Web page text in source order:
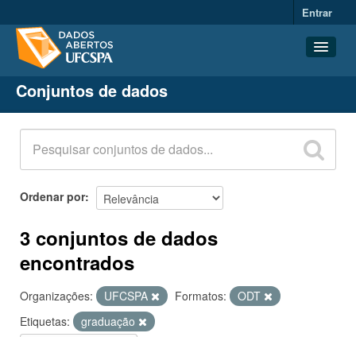
Entrar
Conjuntos de dados
Organizações
Grupos
Sobre
Conjuntos de dados
Ordenar por
3 conjuntos de dados
encontrados
Organizações: UFCSPA Formatos:
ODT
Etiquetas:
graduação